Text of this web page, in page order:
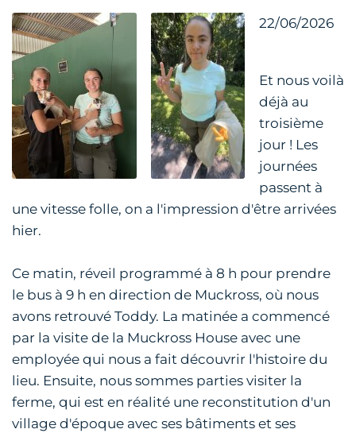
22/06/2026
Et nous voilà
déjà au
troisième
jour ! Les
journées
passent à
une vitesse folle, on a l'impression d'être arrivées
hier.
Ce matin, réveil programmé à 8 h pour prendre
le bus à 9 h en direction de Muckross, où nous
avons retrouvé Toddy. La matinée a commencé
par la visite de la Muckross House avec une
employée qui nous a fait découvrir l'histoire du
lieu. Ensuite, nous sommes parties visiter la
ferme, qui est en réalité une reconstitution d'un
village d'époque avec ses bâtiments et ses